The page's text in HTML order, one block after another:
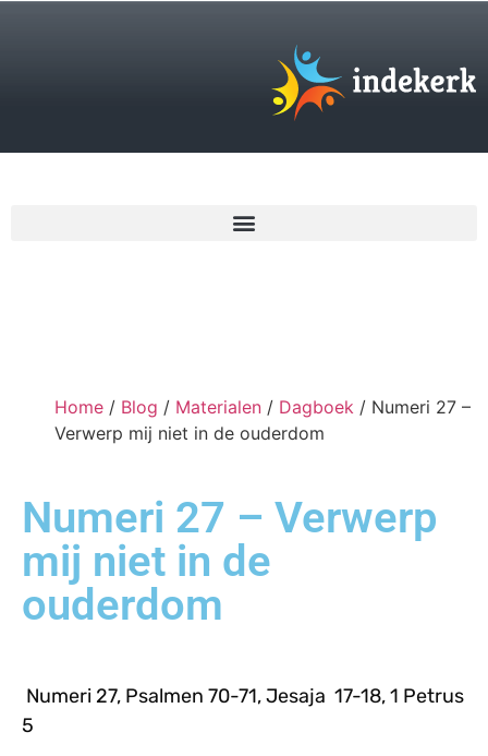
Home / Blog / Materialen / Dagboek / Numeri 27 –
Verwerp mij niet in de ouderdom
Numeri 27 – Verwerp
mij niet in de
ouderdom
Numeri 27, Psalmen 70-71, Jesaja 17-18, 1 Petrus
5